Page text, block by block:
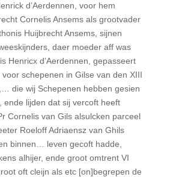
d’Aerdennen, voor hem
Cornelis An­sems als grootvader
Huijbrecht Ansems, sijnen
daer moeder aff was
Henricx d’Aerdennen, gepasseert
schepenen in Gilse van den XIII
die wij Schepenen hebben gesien
ende lijden dat sij vercoft heeft
Cornelis van Gils alsulcken parceel
Roeloff Adriaensz van Ghils
binnen… leven gecoft hadde,
alhijer, ende groot omtrent VI
oft cleijn als etc [on]begrepen de